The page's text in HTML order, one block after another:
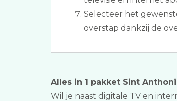
Selecteer het
overstap dankzij de
Alles in 1 pakket Sint
Wil je naast digitale TV en